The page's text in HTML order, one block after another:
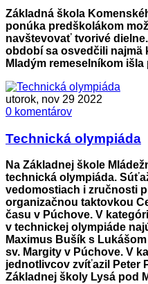
Základná škola
ponúka predškolákom
navštevovať tvorivé
období sa osvedčili najmä
Mladým remeselníkom
utorok, nov 29 2022
0 komentárov
Technická olympiáda
Na Základnej škole
technická olympiáda.
vedomostiach i zručnosti
organizačnou taktovkou
času v Púchove. V
v technickej olympiáde
Maximus Bušík s
sv. Margity v Púchove. V
jednotlivcov zvíťazil Peter
Základnej školy Lysá pod